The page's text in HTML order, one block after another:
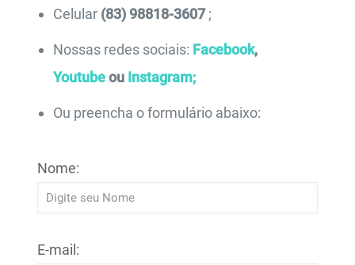
Celular (83) 98818-3607 ;
Nossas redes sociais: Facebook,
Youtubeou Instagram;
Ou preencha o formulário abaixo:
Nome:
E-mail: